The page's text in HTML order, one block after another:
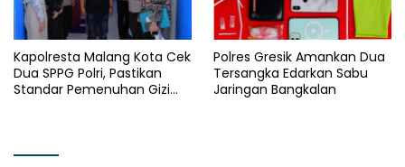
Kapolresta Malang Kota Cek
Dua SPPG Polri, Pastikan
Standar Pemenuhan Gizi
Polres Gresik Amankan Dua
Tersangka Edarkan Sabu
Jaringan Bangkalan